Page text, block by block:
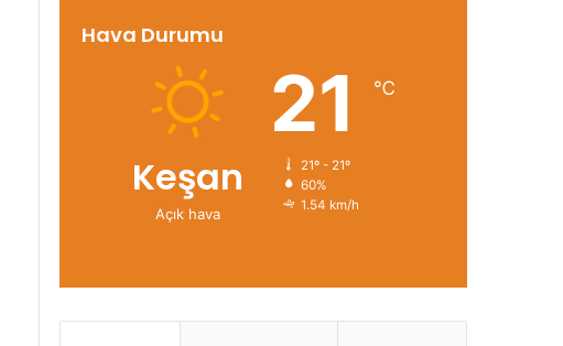
Hava Durumu
Keşan
Açık hava
21 ℃
21º - 21º
60%
1.54 km/h